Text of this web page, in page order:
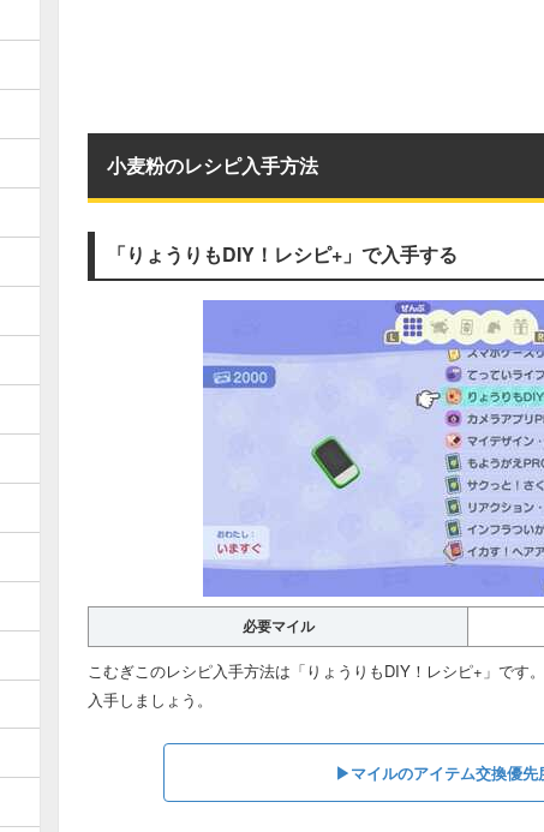
小麦粉のレシピ入手方法
「りょうりもDIY！レシピ+」で入手する
必要マイル
こむぎこのレシピ入手方法は「りょうりもDIY！レシピ+」です
入手しましょう。
▶マイルのアイテム交換優先